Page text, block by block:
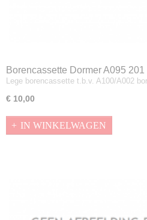
Borencassette Dormer A095
Lege borencassette t.b.v. A100/A002
€ 10,00
IN WINKELWAGEN